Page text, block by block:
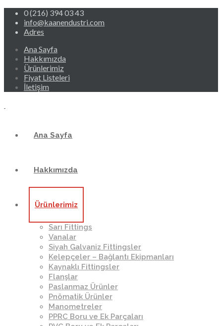
0 (216) 394 03 43
info@kaanendustri.com
Adres
Ana Sayfa
Hakkımızda
Ürünlerimiz
Fiyat Listeleri
İletişim
Ana Sayfa
Hakkımızda
Ürünlerimiz
Sarı Fittings
Vanalar
Siyah Galvaniz Fittingsler
Kelepçeler – Bağlantı Ekipmanları
Kaynaklı Fittingsler
Flanşlar
Paslanmaz Ürünler
Pnömatik Ürünler
Manometreler
PPRC Boru ve Ek Parçaları